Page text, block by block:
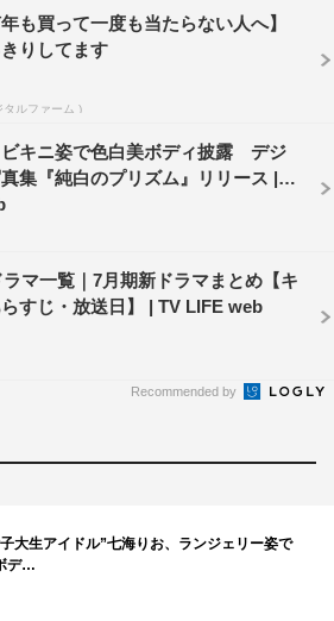
年も買って一度も当たらない人へ】
りしてます
タルファーム )
ビキニ姿で色白美ボディ披露 デジ
集『純白のプリズム』リリース | T
マ一覧｜7月期新ドラマまとめ【キ
すじ・放送日】 | TV LIFE web
Recommended by
大生アイドル”七海りお、ランジェリー姿で
デ…